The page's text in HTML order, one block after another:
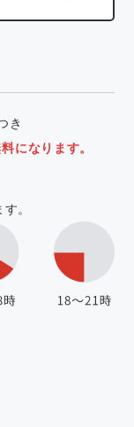
き
になります。
。